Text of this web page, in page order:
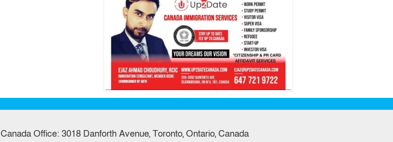
Canada Office: 3018 Danforth Avenue, Toronto, Ontario, Canada